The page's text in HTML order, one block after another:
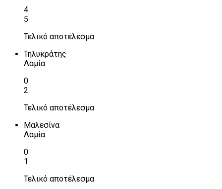
4
5
Τελικό αποτέλεσμα
Τηλυκράτης
Λαμία
0
2
Τελικό αποτέλεσμα
Μαλεσίνα
Λαμία
0
1
Τελικό αποτέλεσμα